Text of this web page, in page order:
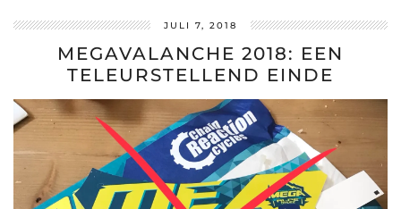
JULI 7, 2018
MEGAVALANCHE 2018: EEN
TELEURSTELLEND EINDE